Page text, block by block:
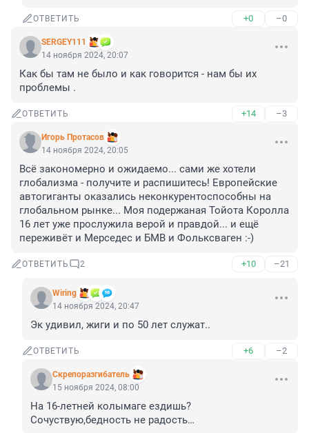
ОТВЕТИТЬ +0 –0
SERGEY111
14 ноября 2024, 20:07
Как бы там не было и как говорится - нам бы их
проблемы .
ОТВЕТИТЬ +14 –3
Игорь Протасов
14 ноября 2024, 20:05
Всё закономерно и ожидаемо... сами же хотели
глобализма - получите и распишитесь! Европейские
автогиганты оказались неконкурентоспособны на
глобальном рынке... Моя подержаная Тойота Королла
16 лет уже прослужила верой и правдой... и ещё
переживёт и Мерседес и БМВ и Фольксваген :-)
ОТВЕТИТЬ 2 +10 –21
Wiring
14 ноября 2024, 20:47
Эк удивил, жиги и по 50 лет служат..
ОТВЕТИТЬ +6 –2
Скрепоразгибатель
15 ноября 2024, 08:00
На 16-летней колымаге ездишь?
Сочуствую,бедность не радость…